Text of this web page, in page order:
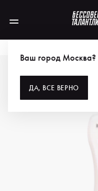
Ваш город Москва?
ДА, ВСЕ ВЕРНО